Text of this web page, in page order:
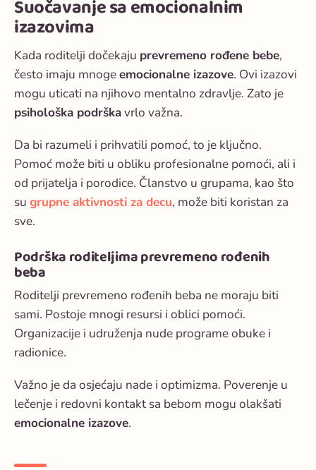
Suočavanje sa emocionalnim
izazovima
Kada roditelji dočekaju prevremeno rođene bebe,
često imaju mnogeemocionalne izazove. Ovi izazovi
mogu uticati na njihovo mentalno zdravlje. Zato je
psihološka podrškavrlo važna.
Da bi razumeli i prihvatili pomoć, to je ključno.
Pomoć može biti u obliku profesionalne pomoći, ali i
od prijatelja i porodice. Članstvo u grupama, kao što
su grupne aktivnosti za decu, može biti koristan za
sve.
Podrška roditeljima prevremeno rođenih
beba
Roditelji prevremeno rođenih beba ne moraju biti
sami. Postoje mnogi resursi i oblici pomoći.
Organizacije i udruženja nude programe obuke i
radionice.
Važno je da osjećaju nade i optimizma. Poverenje u
lečenje i redovni kontakt sa bebom mogu olakšati
emocionalne izazove.